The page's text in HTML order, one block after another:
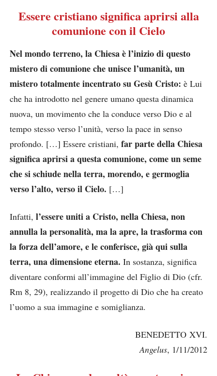
Essere cristiano significa aprirsi alla
comunione con il Cielo
Nel mondo terreno, la Chiesa è l’inizio di questo
mistero di comunione che unisce l’umanità, un
mistero totalmente incentrato su Gesù Cristo: è Lui
che ha introdotto nel genere umano questa dinamica
nuova, un movimento che la conduce verso Dio e al
tempo stesso verso l’unità, verso la pace in senso
profondo. […] Essere cristiani, far parte della Chiesa
significa aprirsi a questa comunione, come un seme
che si schiude nella terra, morendo, e germoglia
verso l’alto, verso il Cielo. […]
Infatti, l’essere uniti a Cristo, nella Chiesa, non
annulla la personalità, ma la apre, la trasforma con
la forza dell’amore, e le conferisce, già qui sulla
terra, una dimensione eterna. In sostanza, significa
diventare conformi all’immagine del Figlio di Dio (cfr.
Rm 8, 29), realizzando il progetto di Dio che ha creato
l’uomo a sua immagine e somiglianza.
BENEDETTO XVI.
Angelus, 1/11/2012